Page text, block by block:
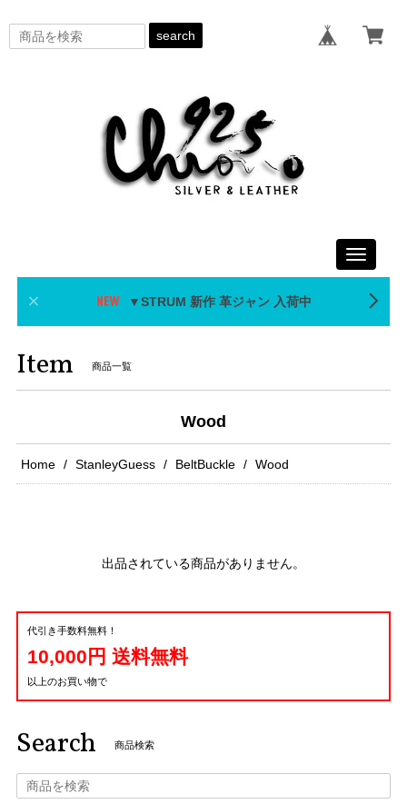
search
Toggle
▼STRUM 新作 革ジャン 入荷中
Item 商品一覧
Wood
Home StanleyGuess BeltBuckle Wood
出品されている商品がありません。
代引き手数料無料！
10,000円 送料無料
以上のお買い物で
Search 商品検索